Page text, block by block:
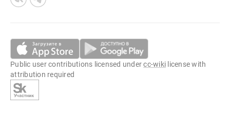
Public user contributions licensed undercc-wiki license with
attribution required